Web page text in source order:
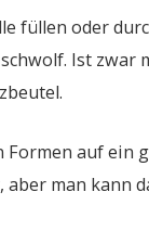
füllen oder
Ist zwar
auf ein
man kann